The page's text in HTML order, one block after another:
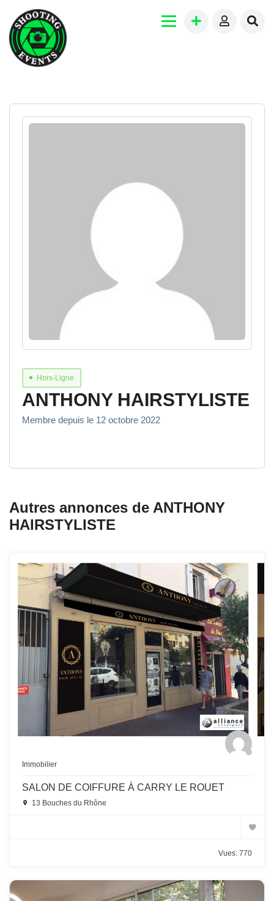
Hors-Ligne
ANTHONY HAIRSTYLISTE
Membre depuis le 12 octobre 2022
Autres annonces de ANTHONY
HAIRSTYLISTE
Immobilier
SALON DE COIFFURE À CARRY LE ROUET
13 Bouches du Rhône
Vues: 770